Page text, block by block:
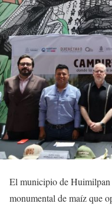
El municipio de Huimilpan
monumental de maíz que